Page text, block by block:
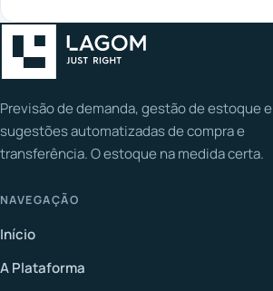
Previsão de demanda, gestão de estoque e
sugestões automatizadas de compra e
transferência. O estoque na medida certa.
NAVEGAÇÃO
Início
A Plataforma